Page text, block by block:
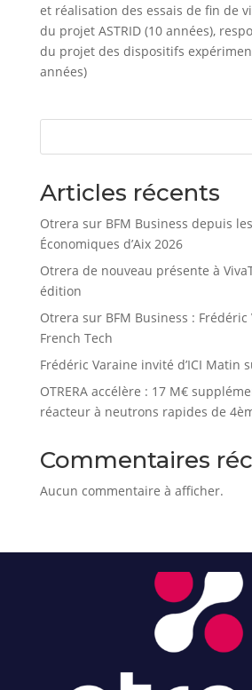
et réalisation des essais de fin de
du projet ASTRID (10 années),
du projet des dispositifs
années)
Articles récents
Otrera sur BFM Business depuis
Économiques d’Aix 2026
Otrera de nouveau présente à
édition
Otrera sur BFM Business :
French Tech
Frédéric Varaine invité d’ICI Matin
OTRERA accélère : 17 M€
réacteur à neutrons rapides de
Commentaires
Aucun commentaire à afficher.